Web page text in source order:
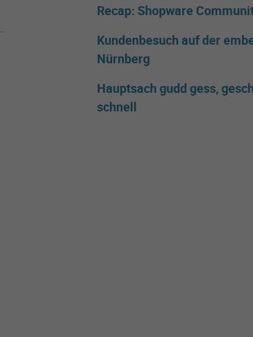
Recap: Shopware
Kundenbesuch auf der
Nürnberg
Hauptsach gudd gess,
schnell